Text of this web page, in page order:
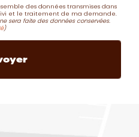
des données transmises dans
et le traitement de ma demande.
sera faite des données conservées.
)